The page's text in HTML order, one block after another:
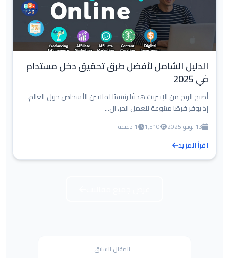
الدليل الشامل لأفضل طرق تحقيق دخل مستدام
في 2025
أصبح الربح من الإنترنت هدفًا رئيسيًا لملايين الأشخاص حول العالم،
إذ يوفر فرصًا متنوعة للعمل الحر، ال...
13 يونيو 2025 1,510 1 دقيقة
اقرأ المزيد
المقال السابق